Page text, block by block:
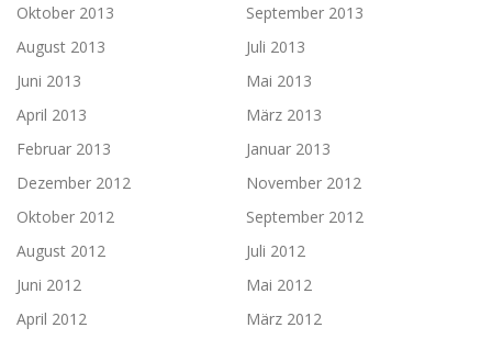
Oktober 2013
September 2013
August 2013
Juli 2013
Juni 2013
Mai 2013
April 2013
März 2013
Februar 2013
Januar 2013
Dezember 2012
November 2012
Oktober 2012
September 2012
August 2012
Juli 2012
Juni 2012
Mai 2012
April 2012
März 2012